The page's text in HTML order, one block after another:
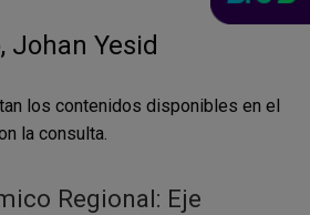
Johan Yesid
los contenidos disponibles en el
la consulta.
Regional: Eje